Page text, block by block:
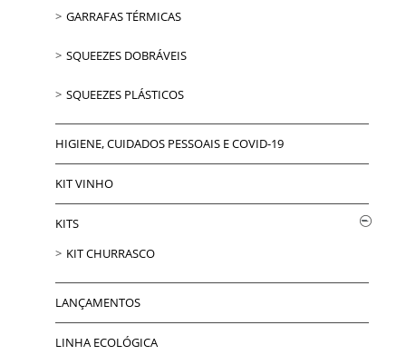
GARRAFAS TÉRMICAS
SQUEEZES DOBRÁVEIS
SQUEEZES PLÁSTICOS
HIGIENE, CUIDADOS PESSOAIS E COVID-19
KIT VINHO
KITS
KIT CHURRASCO
LANÇAMENTOS
LINHA ECOLÓGICA